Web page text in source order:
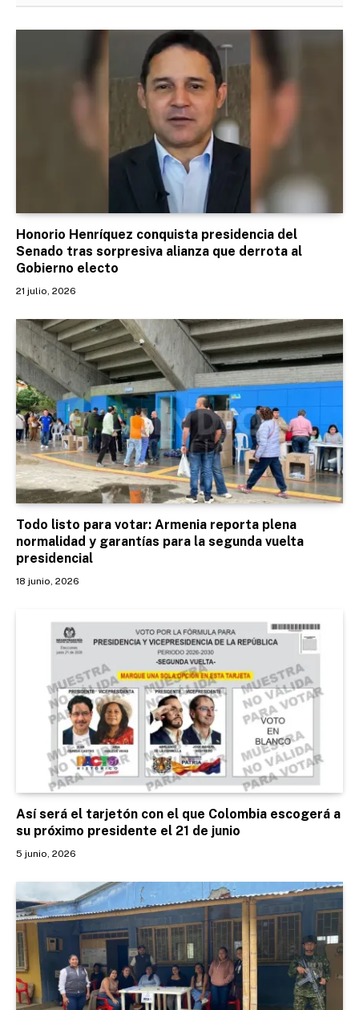
Honorio Henríquez conquista presidencia del
Senado tras sorpresiva alianza que derrota al
Gobierno electo
21 julio, 2026
Todo listo para votar: Armenia reporta plena
normalidad y garantías para la segunda vuelta
presidencial
18 junio, 2026
Así será el tarjetón con el que Colombia escogerá a
su próximo presidente el 21 de junio
5 junio, 2026